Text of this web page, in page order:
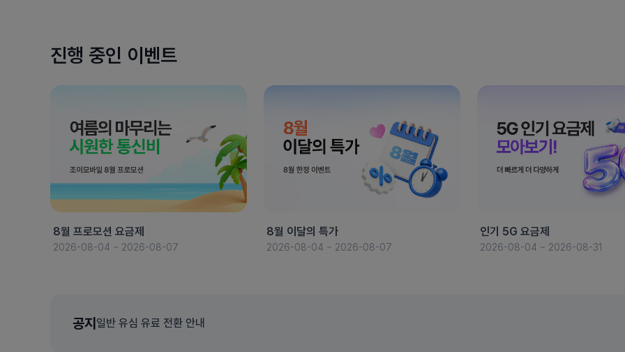
진행 중인 이벤트
8월 프로모션 요금제
2026-08-04 ~ 2026-08-07
8월 이달의 특가
2026-08-04 ~ 2026-08-07
인기 5G 요금제
2026-08-04 ~ 2026-08-31
공지 일반 유심 유료 전환 안내